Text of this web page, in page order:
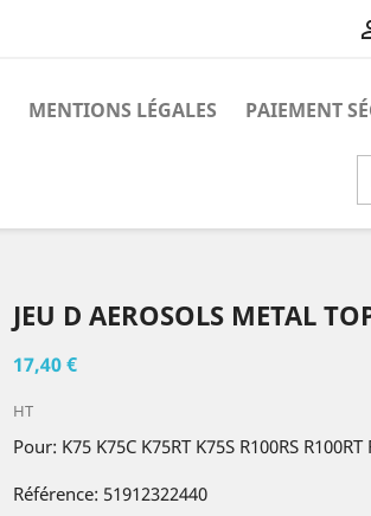
MENTIONS LÉGALES PAIEMENT
JEU D AEROSOLS METAL
17,40 €
HT
Pour: K75 K75C K75RT K75S R100RS R100RT
Référence: 51912322440